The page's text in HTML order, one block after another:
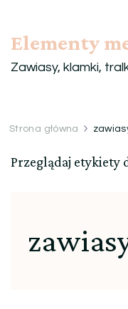
Elementy
Zawiasy, klamki,
Strona główna
Przeglądaj etykiety